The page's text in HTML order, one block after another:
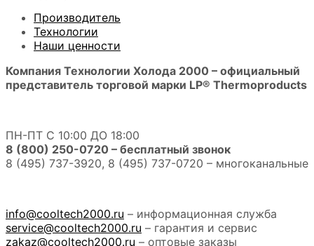
Производитель
Технологии
Наши ценности
Компания Технологии Холода 2000 – официальный
представитель торговой марки LP® Thermoproducts
ПН-ПТ С 10:00 ДО 18:00
8 (800) 250-0720 – бесплатный звонок
8 (495) 737-3920, 8 (495) 737-0720 – многоканальные
info@cooltech2000.ru – информационная служба
service@cooltech2000.ru – гарантия и сервис
zakaz@cooltech2000.ru – оптовые заказы